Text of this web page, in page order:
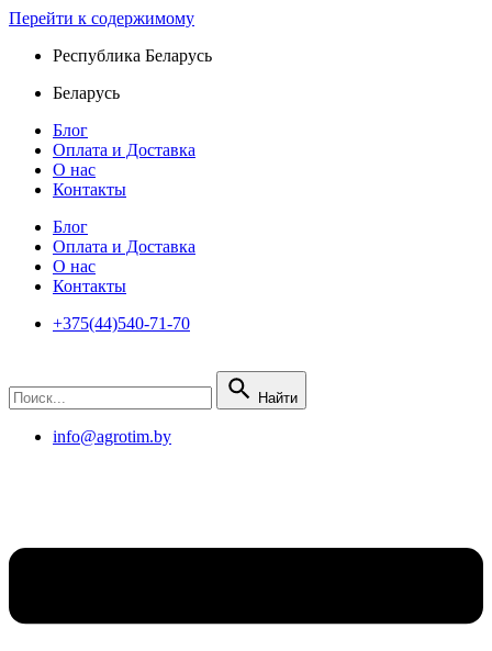
Перейти к содержимому
Республика Беларусь
Беларусь
Блог
Оплата и Доставка
О нас
Контакты
Блог
Оплата и Доставка
О нас
Контакты
+375(44)540-71-70
Найти
info@agrotim.by